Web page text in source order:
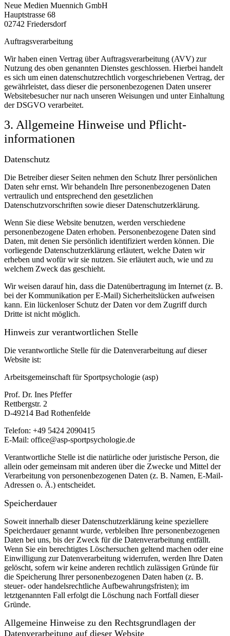
Neue Medien Muennich GmbH
Hauptstrasse 68
02742 Friedersdorf
Auftragsverarbeitung
Wir haben einen Vertrag über Auftragsverarbeitung (AVV) zur
Nutzung des oben genannten Dienstes geschlossen. Hierbei handelt
es sich um einen datenschutzrechtlich vorgeschriebenen Vertrag, der
gewährleistet, dass dieser die personenbezogenen Daten unserer
Websitebesucher nur nach unseren Weisungen und unter Einhaltung
der DSGVO verarbeitet.
3. Allgemeine Hinweise und Pflicht­
informationen
Datenschutz
Die Betreiber dieser Seiten nehmen den Schutz Ihrer persönlichen
Daten sehr ernst. Wir behandeln Ihre personenbezogenen Daten
vertraulich und entsprechend den gesetzlichen
Datenschutzvorschriften sowie dieser Datenschutzerklärung.
Wenn Sie diese Website benutzen, werden verschiedene
personenbezogene Daten erhoben. Personenbezogene Daten sind
Daten, mit denen Sie persönlich identifiziert werden können. Die
vorliegende Datenschutzerklärung erläutert, welche Daten wir
erheben und wofür wir sie nutzen. Sie erläutert auch, wie und zu
welchem Zweck das geschieht.
Wir weisen darauf hin, dass die Datenübertragung im Internet (z. B.
bei der Kommunikation per E-Mail) Sicherheitslücken aufweisen
kann. Ein lückenloser Schutz der Daten vor dem Zugriff durch
Dritte ist nicht möglich.
Hinweis zur verantwortlichen Stelle
Die verantwortliche Stelle für die Datenverarbeitung auf dieser
Website ist:
Arbeitsgemeinschaft für Sportpsychologie (asp)
Prof. Dr. Ines Pfeffer
Rettbergstr. 2
D-49214 Bad Rothenfelde
Telefon: +49 5424 2090415
E-Mail: office@asp-sportpsychologie.de
Verantwortliche Stelle ist die natürliche oder juristische Person, die
allein oder gemeinsam mit anderen über die Zwecke und Mittel der
Verarbeitung von personenbezogenen Daten (z. B. Namen, E-Mail-
Adressen o. Ä.) entscheidet.
Speicherdauer
Soweit innerhalb dieser Datenschutzerklärung keine speziellere
Speicherdauer genannt wurde, verbleiben Ihre personenbezogenen
Daten bei uns, bis der Zweck für die Datenverarbeitung entfällt.
Wenn Sie ein berechtigtes Löschersuchen geltend machen oder eine
Einwilligung zur Datenverarbeitung widerrufen, werden Ihre Daten
gelöscht, sofern wir keine anderen rechtlich zulässigen Gründe für
die Speicherung Ihrer personenbezogenen Daten haben (z. B.
steuer- oder handelsrechtliche Aufbewahrungsfristen); im
letztgenannten Fall erfolgt die Löschung nach Fortfall dieser
Gründe.
Allgemeine Hinweise zu den Rechtsgrundlagen der
Datenverarbeitung auf dieser Website